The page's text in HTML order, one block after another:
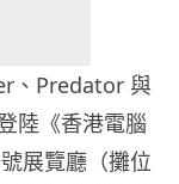
、Predator 與
陸《香港電腦
展覽廳（攤位